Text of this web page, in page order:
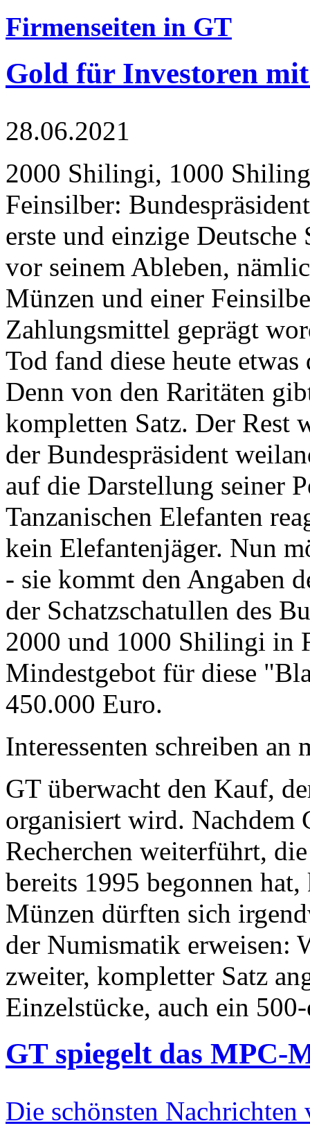
Firmenseiten in GT
Gold für Investoren
28.06.2021
2000 Shilingi, 1000
Feinsilber:
erste und einzige Deutsche
vor seinem Ableben,
Münzen und einer
Zahlungsmittel geprägt
Tod fand diese heute
Denn von den Raritäten
kompletten Satz. Der Rest
der Bundespräsident
auf die Darstellung seiner
Tanzanischen Elefanten
kein Elefantenjäger. Nun
- sie kommt den Angaben
der Schatzschatullen des
2000 und 1000 Shilingi in
Mindestgebot für diese
450.000 Euro.
Interessenten schreiben
GT überwacht den Kauf,
organisiert wird. Nachdem
Recherchen weiterführt,
bereits 1995 begonnen
Münzen dürften sich
der Numismatik erweisen:
zweiter, kompletter Satz
Einzelstücke, auch ein
GT spiegelt das MPC-
Die schönsten Nachrichten